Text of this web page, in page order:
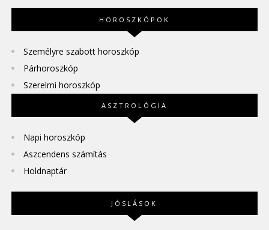
HOROSZKÓPOK
Személyre szabott horoszkóp
Párhoroszkóp
Szerelmi horoszkóp
ASZTROLÓGIA
Napi horoszkóp
Aszcendens számítás
Holdnaptár
JÓSLÁSOK